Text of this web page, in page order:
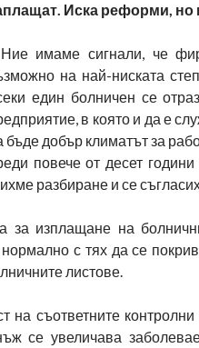
Иска реформи, но
имаме сигнали, че
на най-ниската
един болничен се
в която и да е
бъде добър климатът за
повече от десет
разбиране и се
за изплащане на
нормално с тях да се
листове.
съответните
се увеличава